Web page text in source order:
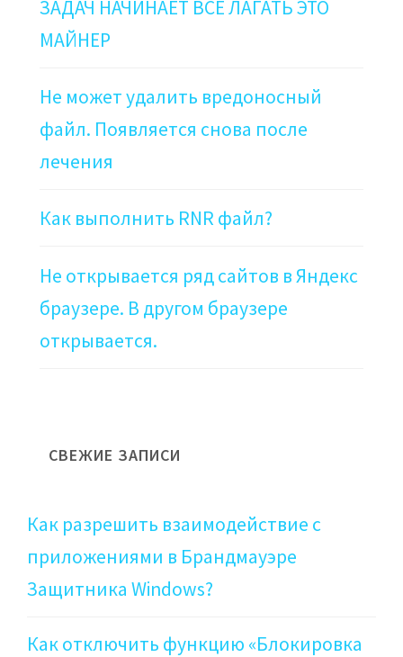
ЗАДАЧ НАЧИНАЕТ ВСЕ ЛАГАТЬ ЭТО
МАЙНЕР
Не может удалить вредоносный
файл. Появляется снова после
лечения
Как выполнить RNR файл?
Не открывается ряд сайтов в Яндекс
браузере. В другом браузере
открывается.
СВЕЖИЕ ЗАПИСИ
Как разрешить взаимодействие с
приложениями в Брандмауэре
Защитника Windows?
Как отключить функцию «Блокировка